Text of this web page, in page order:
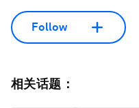
Follow
相关话题：